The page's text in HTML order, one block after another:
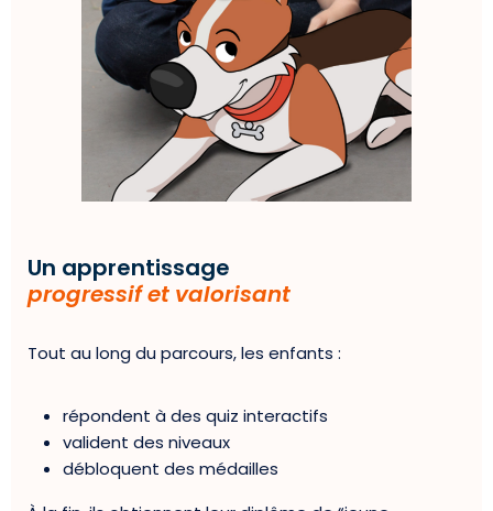
Un apprentissage
progressif et valorisant
Tout au long du parcours, les enfants :
répondent à des quiz interactifs
valident des niveaux
débloquent des médailles